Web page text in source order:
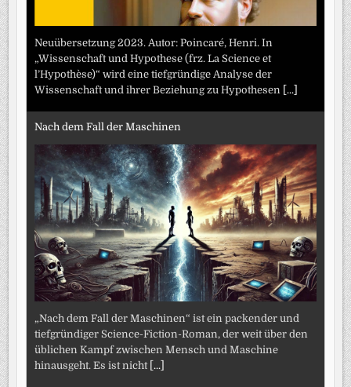
Neuübersetzung 2023. Autor: Poincaré, Henri. In
„Wissenschaft und Hypothese (frz. La Science et
l’Hypothèse)“ wird eine tiefgründige Analyse der
Wissenschaft und ihrer Beziehung zu Hypothesen [...]
Nach dem Fall der Maschinen
„Nach dem Fall der Maschinen“ ist ein packender und
tiefgründiger Science-Fiction-Roman, der weit über den
üblichen Kampf zwischen Mensch und Maschine
hinausgeht. Es ist nicht [...]